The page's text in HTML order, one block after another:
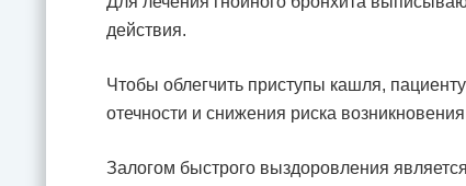
действия.
Чтобы облегчить приступы кашля,
отечности и снижения риска
Залогом быстрого выздоровления